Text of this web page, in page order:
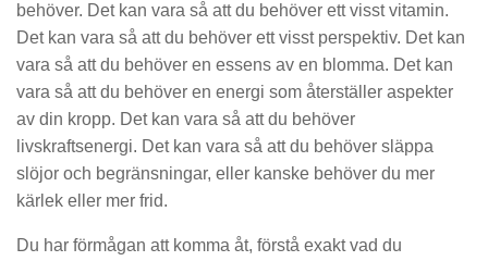
behöver. Det kan vara så att du behöver ett visst vitamin.
Det kan vara så att du behöver ett visst perspektiv. Det kan
vara så att du behöver en essens av en blomma. Det kan
vara så att du behöver en energi som återställer aspekter
av din kropp. Det kan vara så att du behöver
livskraftsenergi. Det kan vara så att du behöver släppa
slöjor och begränsningar, eller kanske behöver du mer
kärlek eller mer frid.
Du har förmågan att komma åt, förstå exakt vad du